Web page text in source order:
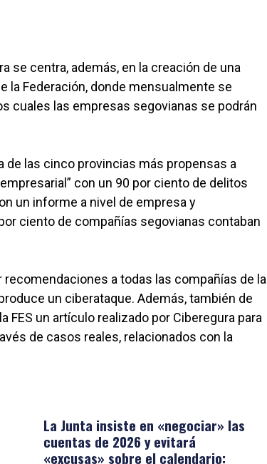
se centra, además, en la creación de una
la Federación, donde mensualmente se
cuales las empresas segovianas se podrán
de las cinco provincias más propensas a
con un 90 por ciento de delitos
un informe a nivel de empresa y
ciento de compañías segovianas contaban
a todas las compañías de la
un ciberataque. Además, también de
FES un artículo realizado por Ciberegura para
de casos reales, relacionados con la
La Junta insiste en «negociar» las
cuentas de 2026 y evitará
«excusas» sobre el calendario: